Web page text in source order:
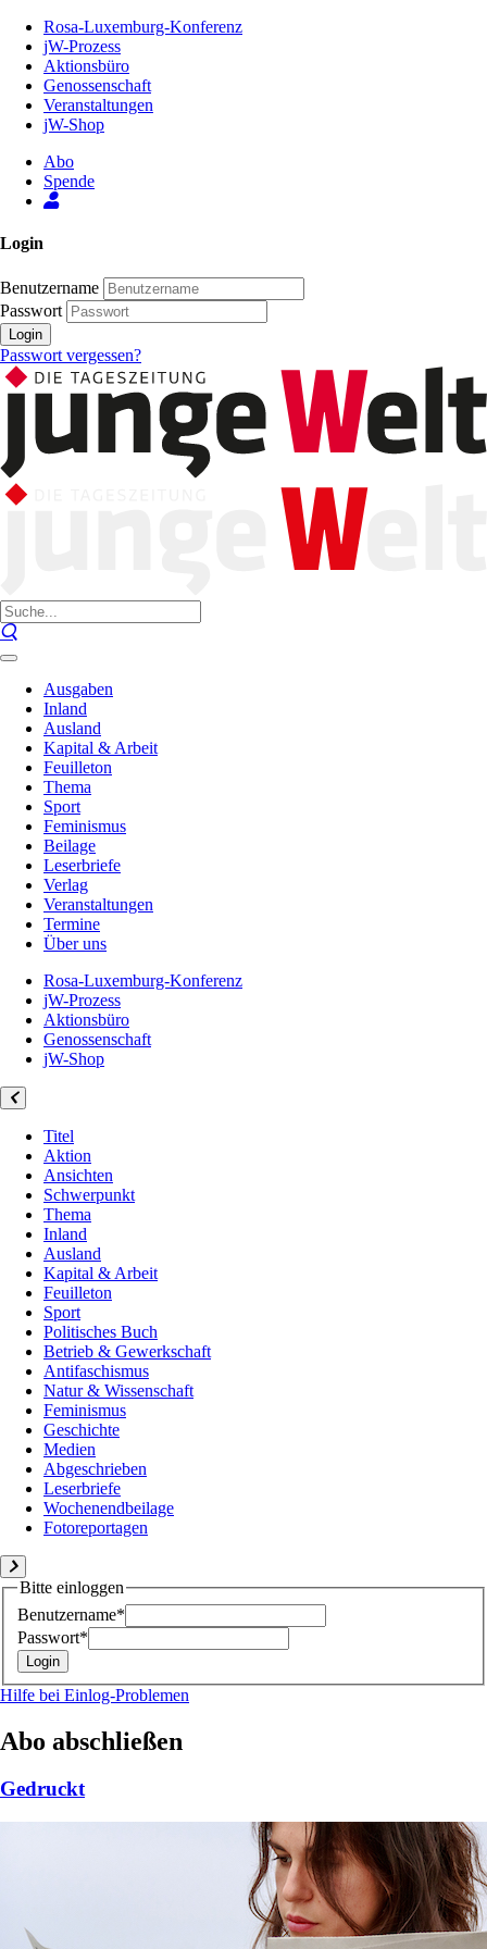
Inhalt
Seite
Rosa-Luxemburg-Konferenz
jW-Prozess
Aktionsbüro
Genossenschaft
Veranstaltungen
jW-Shop
Abo
Spende
Login
Benutzername
Passwort
Login
Passwort vergessen?
Ausgaben
Inland
Ausland
Kapital & Arbeit
Feuilleton
Thema
Sport
Feminismus
Beilage
Leserbriefe
Verlag
Veranstaltungen
Termine
Über uns
Rosa-Luxemburg-Konferenz
jW-Prozess
Aktionsbüro
Genossenschaft
jW-Shop
Titel
Aktion
Ansichten
Schwerpunkt
Thema
Inland
Ausland
Kapital & Arbeit
Feuilleton
Sport
Politisches Buch
Betrieb & Gewerkschaft
Antifaschismus
Natur & Wissenschaft
Feminismus
Geschichte
Medien
Abgeschrieben
Leserbriefe
Wochenendbeilage
Fotoreportagen
Bitte einloggen
Benutzername*
Passwort*
Hilfe bei Einlog-Problemen
Abo abschließen
Gedruckt